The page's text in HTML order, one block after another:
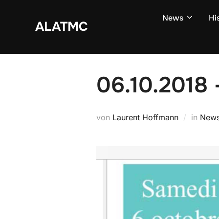
ALATMC
News
06.10.2018
von Laurent Hoffmann in